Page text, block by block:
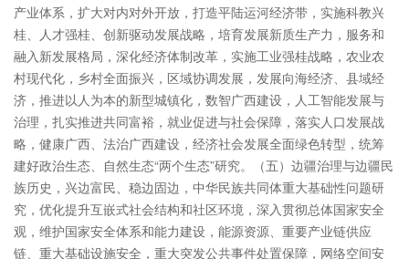
产业体系，扩大对内对外开放，打造平陆运河经济带，实施科教兴
桂、人才强桂、创新驱动发展战略，培育发展新质生产力，服务和
融入新发展格局，深化经济体制改革，实施工业强桂战略，农业农
村现代化，乡村全面振兴，区域协调发展，发展向海经济、县域经
济，推进以人为本的新型城镇化，数智广西建设，人工智能发展与
治理，扎实推进共同富裕，就业促进与社会保障，落实人口发展战
略，健康广西、法治广西建设，经济社会发展全面绿色转型，统筹
建好政治生态、自然生态“两个生态”研究。（五）边疆治理与边疆民
族历史，兴边富民、稳边固边，中华民族共同体重大基础性问题研
究，优化提升互嵌式社会结构和社区环境，深入贯彻总体国家安全
观，维护国家安全体系和能力建设，能源资源、重要产业链供应
链、重大基础设施安全，重大突发公共事件处置保障，网络空间安